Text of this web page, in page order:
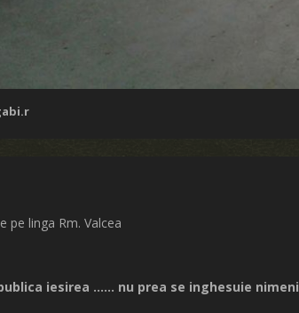
pe linga Rm. Valcea
iesirea ...... nu prea se inghesuie nimeni